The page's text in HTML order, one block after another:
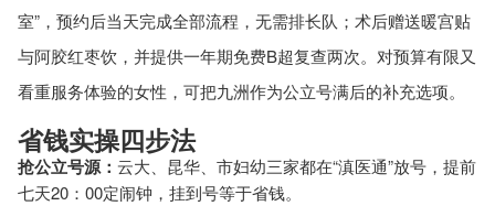
室”，预约后当天完成全部流程，无需排长队；术后赠送暖宫贴
与阿胶红枣饮，并提供一年期免费B超复查两次。对预算有限又
看重服务体验的女性，可把九洲作为公立号满后的补充选项。
省钱实操四步法
抢公立号源： 云大、昆华、市妇幼三家都在“滇医通”放号，提前
七天20：00定闹钟，挂到号等于省钱。